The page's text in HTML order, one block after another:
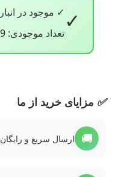
✓ ✓ موجود در انبار
تعداد موجودی: 9 عدد
✅ مزایای خرید از ما
🚚 ارسال سریع و رایگان